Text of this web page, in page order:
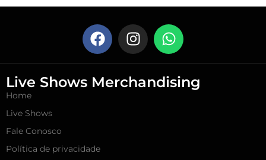
Live Shows Merchandising
Home
Live Shows
Fale Conosco
Política de privacidade